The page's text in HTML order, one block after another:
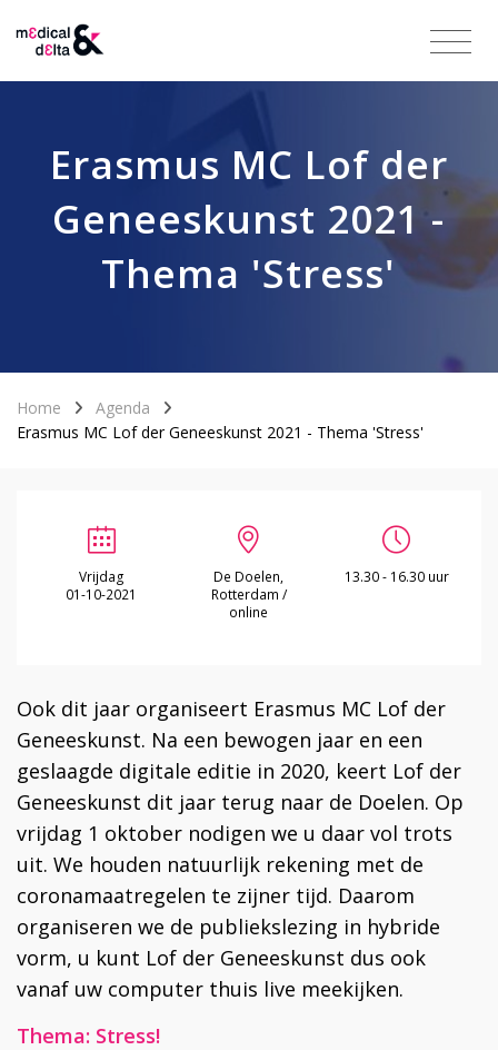
Erasmus MC Lof der
Geneeskunst 2021 -
Thema 'Stress'
Home
Agenda
Erasmus MC Lof der Geneeskunst 2021 - Thema 'Stress'
Vrijdag
01-10-2021
De Doelen,
Rotterdam /
online
13.30 - 16.30 uur
Ook dit jaar organiseert Erasmus MC Lof der
Geneeskunst. Na een bewogen jaar en een
geslaagde digitale editie in 2020, keert Lof der
Geneeskunst dit jaar terug naar de Doelen. Op
vrijdag 1 oktober nodigen we u daar vol trots
uit. We houden natuurlijk rekening met de
coronamaatregelen te zijner tijd. Daarom
organiseren we de publiekslezing in hybride
vorm, u kunt Lof der Geneeskunst dus ook
vanaf uw computer thuis live meekijken.
Thema: Stress!